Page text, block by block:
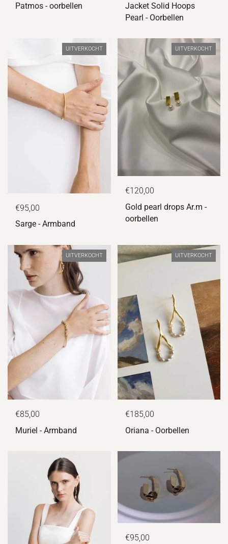
Patmos - oorbellen
Jacket Solid Hoops
Pearl - Oorbellen
€95,00
Sarge - Armband
UITVERKOCHT
€120,00
Gold pearl drops Ar.m -
oorbellen
UITVERKOCHT
€85,00
Muriel - Armband
UITVERKOCHT
€185,00
Oriana - Oorbellen
UITVERKOCHT
€95,00